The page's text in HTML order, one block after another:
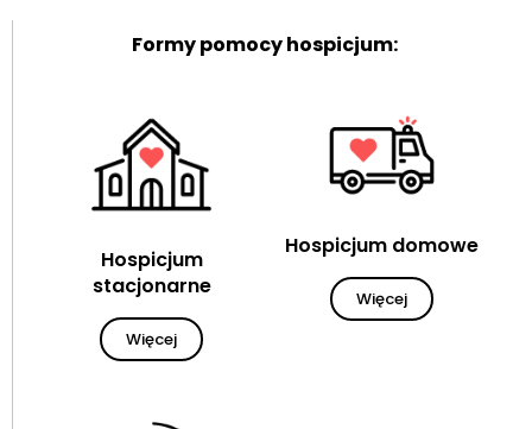
Formy pomocy hospicjum:
Hospicjum
stacjonarne
Więcej
Hospicjum domowe
Więcej